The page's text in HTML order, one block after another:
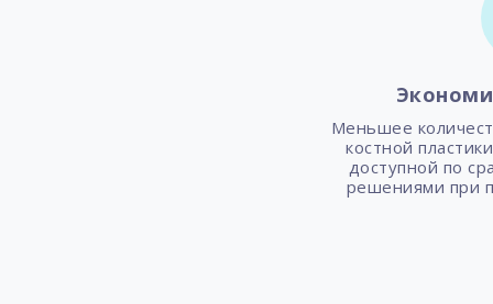
Меньшее
костной
доступной по
решениями при